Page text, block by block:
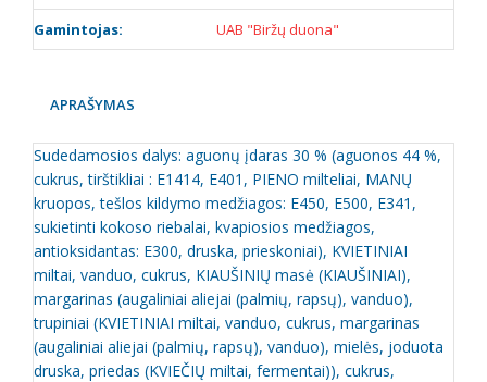
Gamintojas: UAB "Biržų duona"
APRAŠYMAS
Sudedamosios dalys: aguonų įdaras 30 % (aguonos 44 %,
cukrus, tirštikliai : E1414, E401, PIENO milteliai, MANŲ
kruopos, tešlos kildymo medžiagos: E450, E500, E341,
sukietinti kokoso riebalai, kvapiosios medžiagos,
antioksidantas: E300, druska, prieskoniai), KVIETINIAI
miltai, vanduo, cukrus, KIAUŠINIŲ masė (KIAUŠINIAI),
margarinas (augaliniai aliejai (palmių, rapsų), vanduo),
trupiniai (KVIETINIAI miltai, vanduo, cukrus, margarinas
(augaliniai aliejai (palmių, rapsų), vanduo), mielės, joduota
druska, priedas (KVIEČIŲ miltai, fermentai)), cukrus,